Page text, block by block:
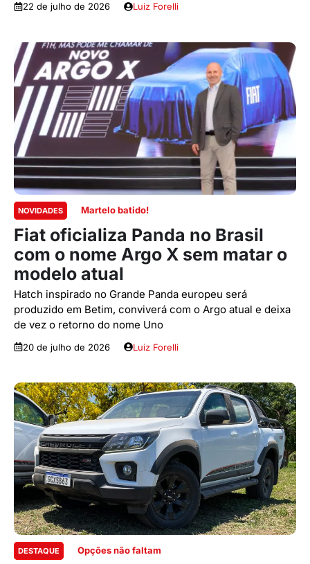
22 de julho de 2026 Luiz Forelli
NOVIDADES Martelo batido!
Fiat oficializa Panda no Brasil
com o nome Argo X sem matar o
modelo atual
Hatch inspirado no Grande Panda europeu será
produzido em Betim, conviverá com o Argo atual e deixa
de vez o retorno do nome Uno
20 de julho de 2026 Luiz Forelli
DESTAQUE Opções não faltam